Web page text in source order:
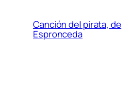
Canción del pirata, de
Espronceda